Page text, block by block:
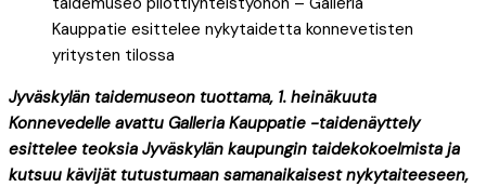
Jyväskylän taidemuseon tuottama, 1. heinäkuuta
Konnevedelle avattu Galleria Kauppatie -taidenäyttely
esittelee teoksia Jyväskylän kaupungin taidekokoelmista ja
kutsuu kävijät tutustumaan samanaikaisest nykytaiteeseen,